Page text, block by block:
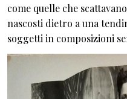
come quelle che
nascosti dietro a una
soggetti in composizioni